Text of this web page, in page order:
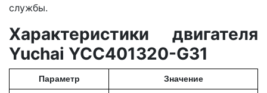
службы.
Характеристики двигателя
Yuchai YCC401320-G31
Параметр Значение